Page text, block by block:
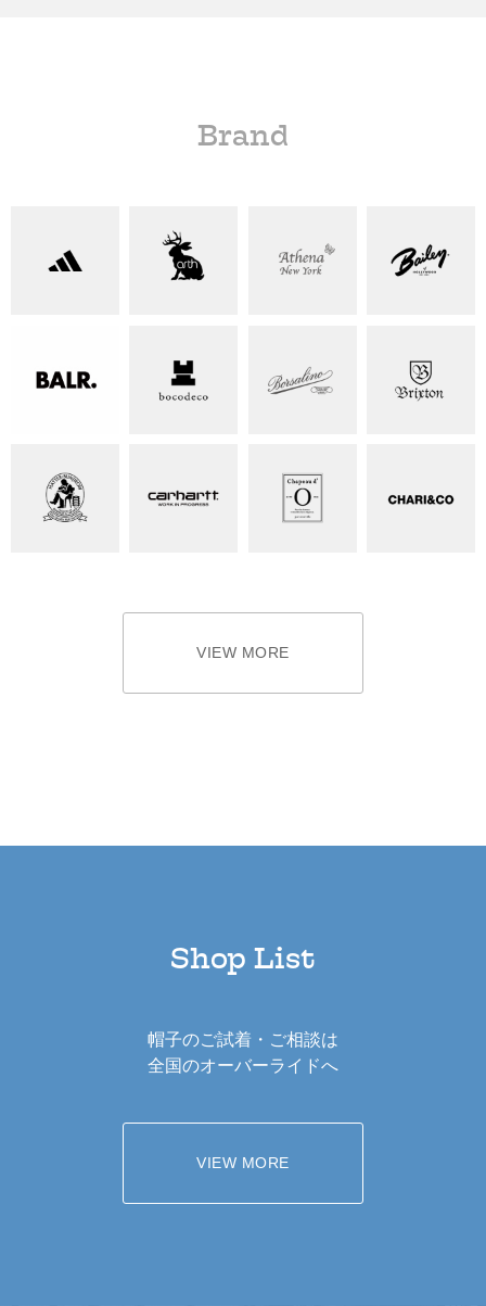
Brand
VIEW MORE
Shop List
帽子のご試着・ご相談は
全国のオーバーライドへ
VIEW MORE